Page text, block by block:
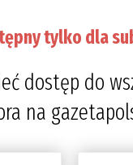
tylko dla
dostęp do
na